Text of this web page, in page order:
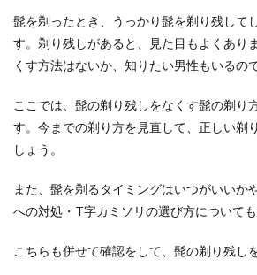
髭を剃ったとき、うっかり髭を剃り残して
す。剃り残しがあると、見た目もよくあり
くす方法はないか、知りたい男性もいるの
ここでは、髭の剃り残しをなくす髭の剃り
す。今までの剃り方を見直して、正しい剃
しょう。
また、髭を剃るタイミングはいつがいいか
への対処・T字カミソリの選び方についても
こちらも併せて確認をして、髭の剃り残し